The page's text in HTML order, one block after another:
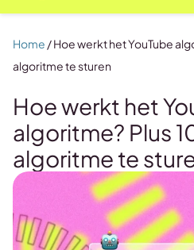
Hoe werkt het
algoritme? Plus
algoritme te
Home /Hoe werkt het YouTube
algoritme te sturen